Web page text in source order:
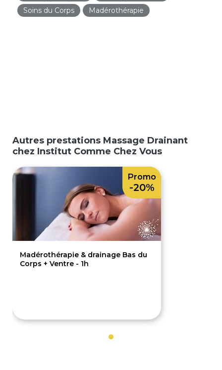
Soins du Corps
Madérothérapie
Autres prestations Massage Drainant
chez Institut Comme Chez Vous
Madérothérapie & drainage Bas du
Corps + Ventre - 1h
Promo
-20%